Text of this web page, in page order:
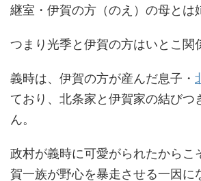
継室・伊賀の方（のえ）の母とは
つまり光季と伊賀の方はいとこ関
義時は、伊賀の方が産んだ息子・
ており、北条家と伊賀家の結びつ
ん。
政村が義時に可愛がられたからこ
賀一族が野心を暴走させる一因に